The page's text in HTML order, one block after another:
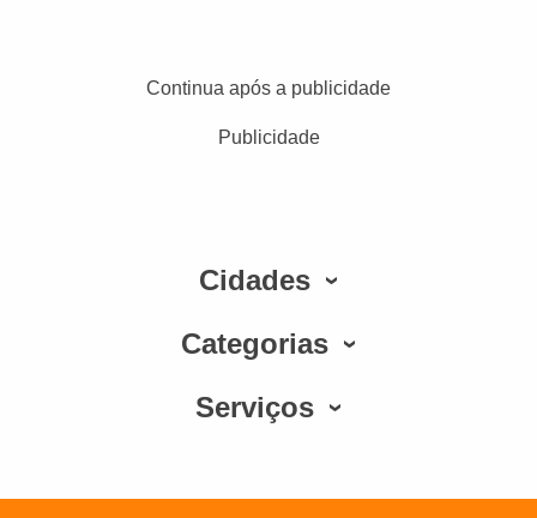
Continua após a publicidade
Publicidade
Cidades
Categorias
Serviços